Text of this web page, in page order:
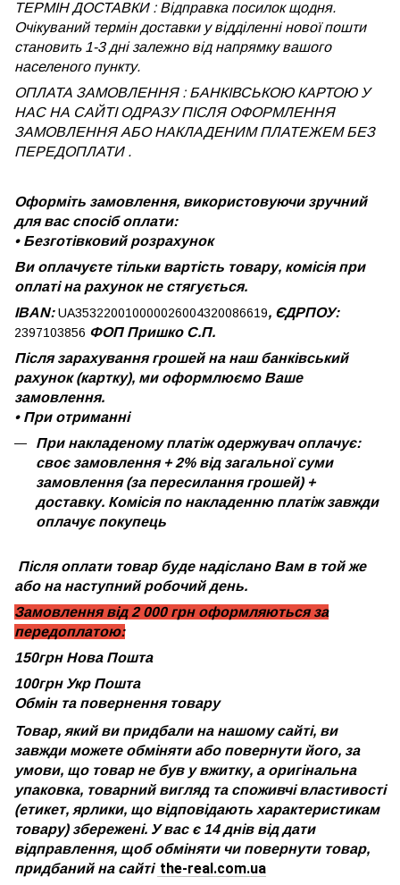
ТЕРМІН ДОСТАВКИ : Відправка посилок щодня.
Очікуваний термін доставки у відділенні нової пошти
становить 1-3 дні залежно від напрямку вашого
населеного пункту.
ОПЛАТА ЗАМОВЛЕННЯ : БАНКІВСЬКОЮ КАРТОЮ У
НАС НА САЙТІ ОДРАЗУ ПІСЛЯ ОФОРМЛЕННЯ
ЗАМОВЛЕННЯ АБО НАКЛАДЕНИМ ПЛАТЕЖЕМБЕЗ
ПЕРЕДОПЛАТИ .
Оформіть замовлення, використовуючи зручний
для вас спосіб оплати:
• Безготівковий розрахунок
Ви оплачуєте тільки вартість товару, комісія при
оплаті на рахунок не стягується.
IBAN:UA353220010000026004320086619, ЄДРПОУ:
2397103856 ФОП Пришко С.П.
Після зарахування грошей на наш банківський
рахунок (картку), ми оформлюємо Ваше
замовлення.
•При отриманні
При накладеному платіж одержувач оплачує:
своє замовлення + 2% від загальної суми
замовлення (за пересилання грошей) +
доставку. Комісія по накладенню платіж завжди
оплачує покупець
Після оплати товар буде надіслано Вам в той же
або на наступний робочий день.
Замовлення від 2 000 грн оформляються за
передоплатою:
150грн Нова Пошта
100грн Укр Пошта
Обмін та повернення товару
Товар, який ви придбали на нашому сайті, ви
завжди можете обміняти або повернути його, за
умови, що товар не був у вжитку, а оригінальна
упаковка, товарний вигляд та споживчі властивості
(етикет, ярлики, що відповідають характеристикам
товару) збережені. У вас є 14 днів від дати
відправлення, щоб обміняти чи повернути товар,
придбаний на сайті the-real.com.ua